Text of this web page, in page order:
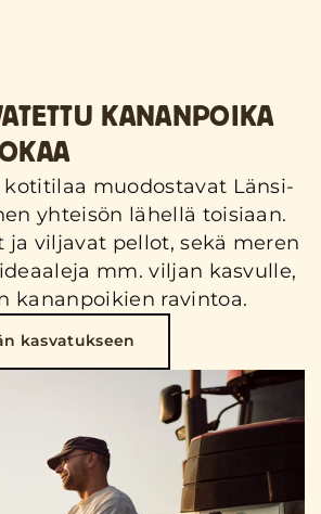
KANANPOIKA
kotitilaa muodostavat Länsi-
yhteisön lähellä toisiaan.
ja viljavat pellot, sekä meren
mm. viljan kasvulle,
kananpoikien ravintoa.
kasvatukseen